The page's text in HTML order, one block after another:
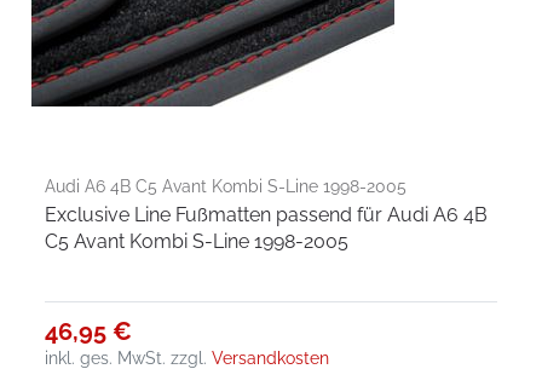
Audi A6 4B C5 Avant Kombi S-Line 1998-2005
Exclusive Line Fußmatten passend für Audi A6 4B
C5 Avant Kombi S-Line 1998-2005
46,95 €
inkl. ges. MwSt. zzgl.Versandkosten